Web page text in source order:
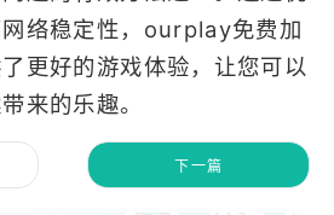
络稳定性，ourplay免费加
更好的游戏体验，让您可以
来的乐趣。
下一篇